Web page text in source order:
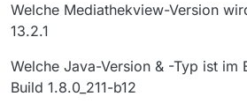
Welche Mediathekview-Version
13.2.1
Welche Java-Version & -Typ ist im
Build 1.8.0_211-b12